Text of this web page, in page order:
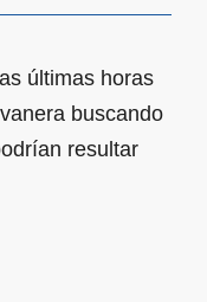
últimas horas
buscando
resultar